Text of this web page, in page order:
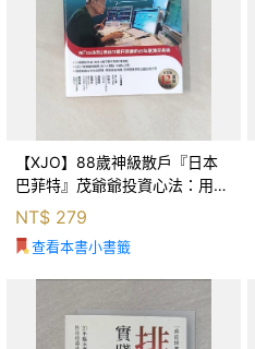
【XJO】88歲神級散戶『日本
巴菲特』茂爺爺投資心法：用
「126法則」滾出18億円資產的
69年股海交易術_藤本茂, 賴惠
鈴
NT$ 279
查看本書小書籤